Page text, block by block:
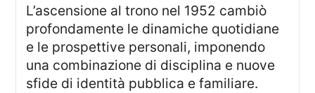
L’ascensione al trono nel 1952 cambiò
profondamente le dinamiche quotidiane
e le prospettive personali, imponendo
una combinazione di disciplina e nuove
sfide di identità pubblica e familiare.